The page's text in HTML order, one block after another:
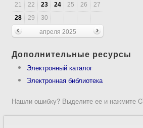
21
22 23 24 25 26
27
28
29
30
апреля 2025
Дополнительные ресурсы
Электронный каталог
Электронная библиотека
Нашли ошибку? Выделите ее и нажмите